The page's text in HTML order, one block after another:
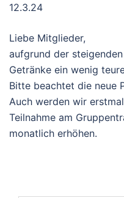
12.3.24
Liebe Mitglieder,
aufgrund der
Getränke ein wenig
Bitte beachtet die neue
Auch werden wir
Teilnahme am
monatlich erhöhen.